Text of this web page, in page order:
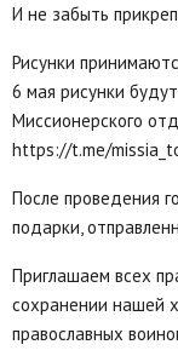
И не забыть
Рисунки
6 мая рисунки
Миссионерского
https://t.me/
После проведения
подарки,
Приглашаем всех
сохранении нашей
православных